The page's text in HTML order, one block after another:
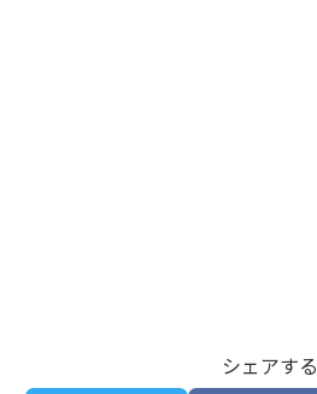
シェアする